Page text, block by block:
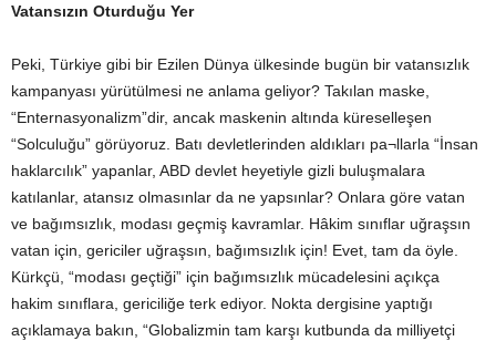
Vatansızın Oturduğu Yer
Peki, Türkiye gibi bir Ezilen Dünya ülkesinde bugün bir vatansızlık
kampanyası yürütülmesi ne anlama geliyor? Takılan maske,
“Enternasyonalizm”dir, ancak maskenin altında küreselleşen
“Solculuğu” görüyoruz. Batı devletlerinden aldıkları pa¬llarla “İnsan
haklarcılık” yapanlar, ABD devlet heyetiyle gizli buluşmalara
katılanlar, atansız olmasınlar da ne yapsınlar? Onlara göre vatan
ve bağımsızlık, modası geçmiş kavramlar. Hâkim sınıflar uğraşsın
vatan için, gericiler uğraşsın, bağımsızlık için! Evet, tam da öyle.
Kürkçü, “modası geçtiği” için bağımsızlık mücadelesini açıkça
hakim sınıflara, gericiliğe terk ediyor. Nokta dergisine yaptığı
açıklamaya bakın, “Globalizmin tam karşı kutbunda da milliyetçi